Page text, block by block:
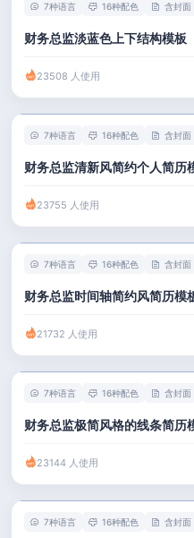
7种语言 16种配色 含封面
财务总监淡蓝色上下结构模板
23508 人使用
7种语言 16种配色 含封面
财务总监清新风简约个人简历
23755 人使用
7种语言 16种配色 含封面
财务总监时间轴简约风简历模
21732 人使用
7种语言 16种配色 含封面
财务总监极简风格的线条简历
23144 人使用
7种语言 16种配色 含封面